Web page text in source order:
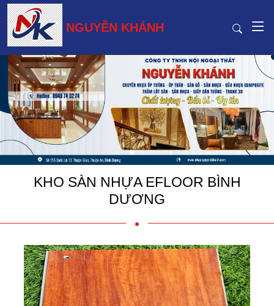
NGUYỄN KHÁNH
KHO SÀN NHỰA EFLOOR BÌNH
DƯƠNG